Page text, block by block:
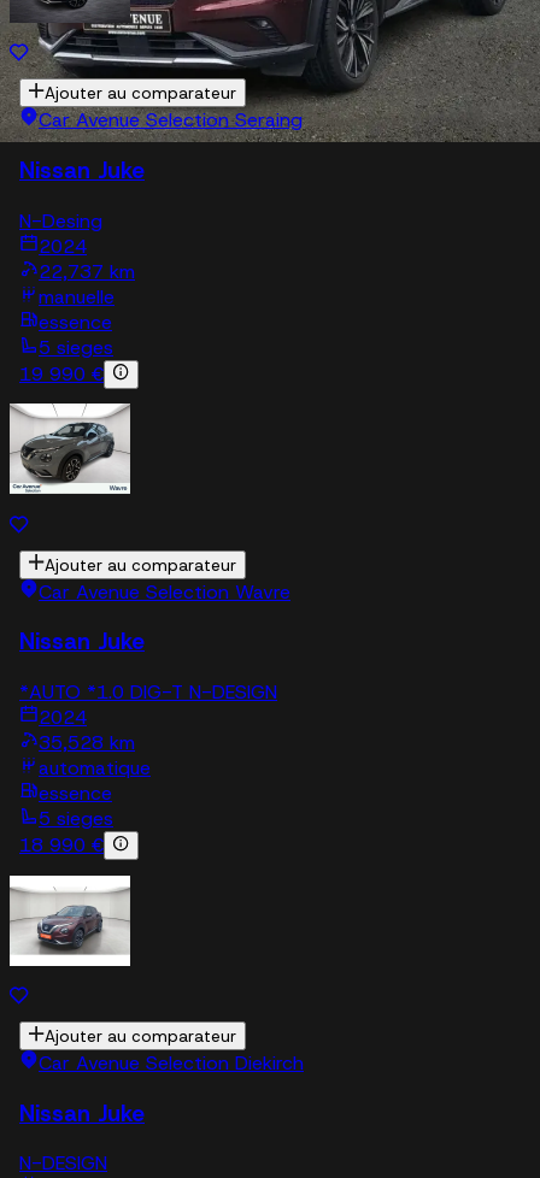
Ajouter au comparateur
Car Avenue Selection Seraing
Nissan Juke
N-Desing
2024
22,737 km
manuelle
essence
5 sieges
19 990 €
Ajouter au comparateur
Car Avenue Selection Wavre
Nissan Juke
*AUTO *1.0 DIG-T N-DESIGN
2024
35,528 km
automatique
essence
5 sieges
18 990 €
Ajouter au comparateur
Car Avenue Selection Diekirch
Nissan Juke
N-DESIGN